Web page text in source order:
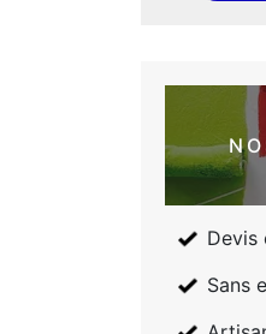
Devis
Sans